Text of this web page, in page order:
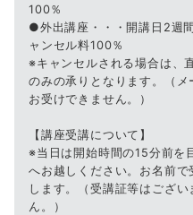
100％
●外出講座・・・開講日2週
ャンセル料100％
※キャンセルされる場合は、
のみの承りとなります。（メ
お受けできません。）
【講座受講について】
※当日は開始時間の15分前を
へお越しください。お名前で
します。（受講証等はござい
ん。）